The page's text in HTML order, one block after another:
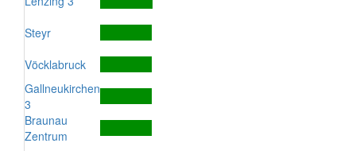
Steyr
Vöcklabruck
Gallneukirchen
3
Braunau
Zentrum